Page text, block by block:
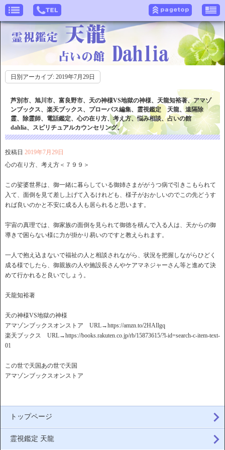
日別アーカイブ: 2019年7月29日
芦別市、旭川市、富良野市、天の神様VS地獄の神様、天龍知裕著、アマゾ
ンブックス、楽天ブックス、プローパス編集、霊視鑑定 天龍、遠隔除
霊、除霊師、電話鑑定、心の在り方、考え方、悩み相談、占いの館
dahlia、スピリチュアルカウンセリング。
投稿日 2019年7月29日
心の在り方、考え方＜７９９＞
この娑婆世界は、御一緒に暮らしている御姉さまががうつ病で引きこもられて
入て、面倒を見て差し上げて入るけれども、様子がおかしいのでこの先どうす
れば良いのかと不安に成る人も居られると思います。
宇宙の真理では、御家族の面倒を見られて御徳を積んで入る人は、天からの御
導きで困らない様に力が掛かり易いのですと教えられます。
一人で抱え込まないで福祉の人と相談されながら、状況を把握しながらひどく
成る様でしたら、御親族の人や施設長さんやケアマネジャーさん等と進めて決
めて行かれると良いでしょう。
天龍知裕著
天の神様VS地獄の神様
アマゾンブックスオンストア URL→https://amzn.to/2HAIlgq
楽天ブックス URL→https://books.rakuten.co.jp/rb/15873615/?l-id=search-c-item-text-
01
この世で天国あの世で天国
アマゾンブックスオンストア
トップページ
霊視鑑定 天龍